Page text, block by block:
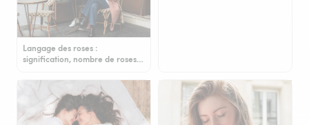
Langage des roses :
signification, nombre de roses…